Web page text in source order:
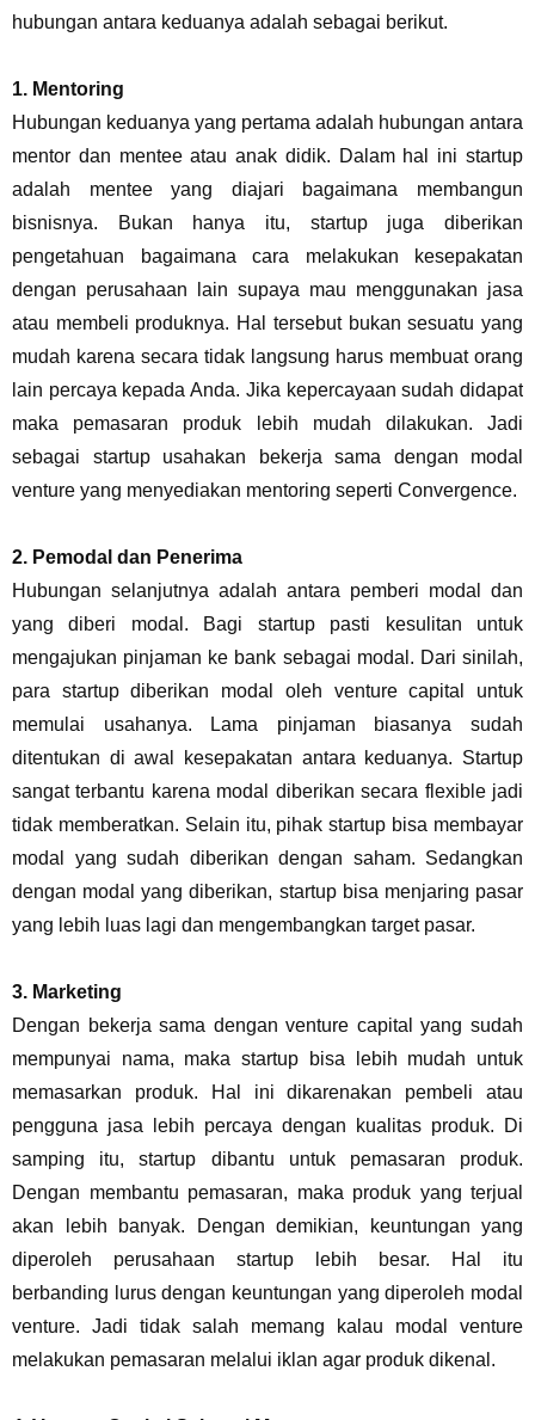
hubungan antara keduanya adalah sebagai berikut.
1. Mentoring
Hubungan keduanya yang pertama adalah hubungan antara
mentor dan mentee atau anak didik. Dalam hal ini startup
adalah mentee yang diajari bagaimana membangun
bisnisnya. Bukan hanya itu, startup juga diberikan
pengetahuan bagaimana cara melakukan kesepakatan
dengan perusahaan lain supaya mau menggunakan jasa
atau membeli produknya. Hal tersebut bukan sesuatu yang
mudah karena secara tidak langsung harus membuat orang
lain percaya kepada Anda. Jika kepercayaan sudah didapat
maka pemasaran produk lebih mudah dilakukan. Jadi
sebagai startup usahakan bekerja sama dengan modal
venture yang menyediakan mentoring seperti Convergence.
2. Pemodal dan Penerima
Hubungan selanjutnya adalah antara pemberi modal dan
yang diberi modal. Bagi startup pasti kesulitan untuk
mengajukan pinjaman ke bank sebagai modal. Dari sinilah,
para startup diberikan modal oleh venture capital untuk
memulai usahanya. Lama pinjaman biasanya sudah
ditentukan di awal kesepakatan antara keduanya. Startup
sangat terbantu karena modal diberikan secara flexible jadi
tidak memberatkan. Selain itu, pihak startup bisa membayar
modal yang sudah diberikan dengan saham. Sedangkan
dengan modal yang diberikan, startup bisa menjaring pasar
yang lebih luas lagi dan mengembangkan target pasar.
3. Marketing
Dengan bekerja sama dengan venture capital yang sudah
mempunyai nama, maka startup bisa lebih mudah untuk
memasarkan produk. Hal ini dikarenakan pembeli atau
pengguna jasa lebih percaya dengan kualitas produk. Di
samping itu, startup dibantu untuk pemasaran produk.
Dengan membantu pemasaran, maka produk yang terjual
akan lebih banyak. Dengan demikian, keuntungan yang
diperoleh perusahaan startup lebih besar. Hal itu
berbanding lurus dengan keuntungan yang diperoleh modal
venture. Jadi tidak salah memang kalau modal venture
melakukan pemasaran melalui iklan agar produk dikenal.